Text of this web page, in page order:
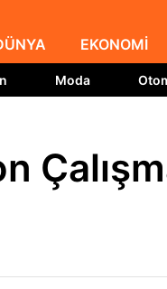
EKONOMİ
Moda